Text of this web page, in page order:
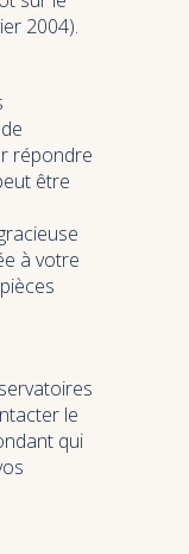
2004).
répondre
être
à votre
le
qui